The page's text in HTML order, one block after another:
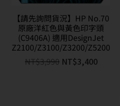
【請先詢問貨況】HP No.70
原廠洋紅色與黃色印字頭
(C9406A) 適用DesignJet
Z2100/Z3100/Z3200/Z5200
NT$3,990 NT$3,400